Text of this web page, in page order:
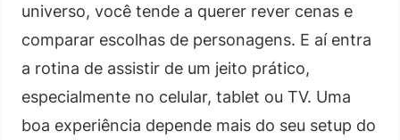
universo, você tende a querer rever cenas e
comparar escolhas de personagens. E aí entra
a rotina de assistir de um jeito prático,
especialmente no celular, tablet ou TV. Uma
boa experiência depende mais do seu setup do